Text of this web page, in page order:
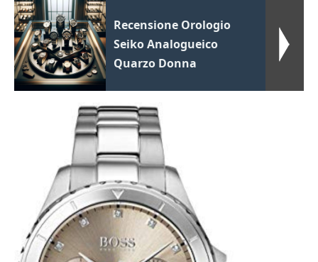
Recensione Orologio
Seiko Analogueico
Quarzo Donna